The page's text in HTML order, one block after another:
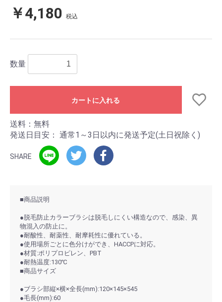
￥4,180 税込
数量
カートに入れる
送料：無料
発送日目安： 通常1～3日以内に発送予定(土日祝除く)
SHARE
■商品説明
●脱毛防止カラーブラシは脱毛しにくい構造なので、感染、異
物混入の防止に。
●耐酸性、耐薬性、耐摩耗性に優れている。
●使用場所ごとに色分けができ、HACCPに対応。
●材質:ポリプロピレン、PBT
●耐熱温度:130℃
■商品サイズ
●ブラシ部縦×横×全長(mm):120×145×545
●毛長(mm):60